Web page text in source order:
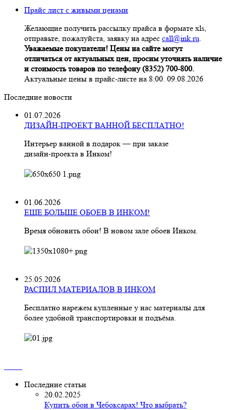
Прайс лист с живыми ценами
Желающие получить рассылку прайса в формате xls,
отправьте, пожалуйста, заявку на адрес call@ink.ru.
Уважаемые покупатели! Цены на сайте могут
отличаться от актуальных цен, просим уточнять наличие
и стоимость товаров по телефону (8352) 700-800.
Актуальные цены в прайс-листе на 8:00. 09.08.2026
Последние новости
01.07.2026
ДИЗАЙН-ПРОЕКТ ВАННОЙ БЕСПЛАТНО!
Интерьер ванной в подарок — при заказе
дизайн‑проекта в Инком!
01.06.2026
ЕЩЕ БОЛЬШЕ ОБОЕВ В ИНКОМ!
Время обновить обои! В новом зале обоев Инком.
25.05.2026
РАСПИЛ МАТЕРИАЛОВ В ИНКОМ
Бесплатно нарежем купленные у нас материалы для
более удобной транспортировки и подъёма.
Последние статьи
20.02.2025
Купить обои в Чебоксарах! Что выбрать?